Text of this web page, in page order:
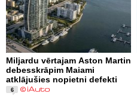
Miljardu vērtajam Aston Martin
debesskrāpim Maiami
atklājušies nopietni defekti
6